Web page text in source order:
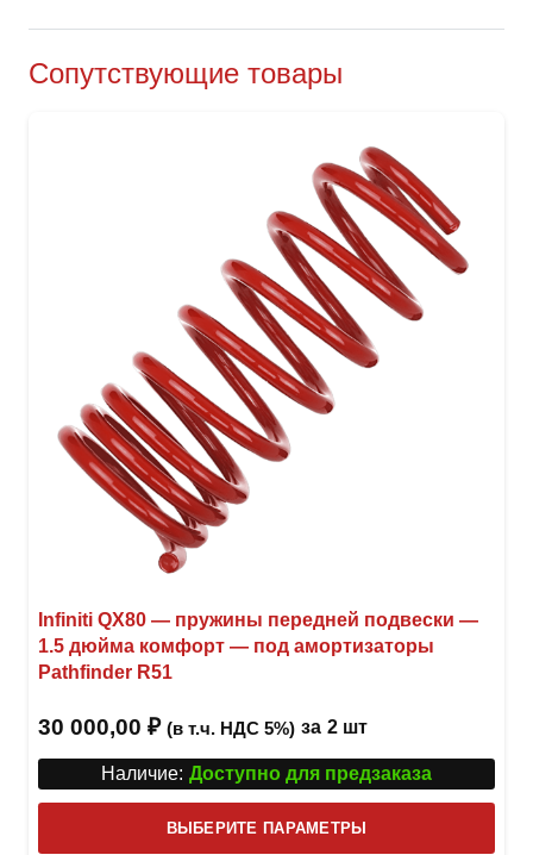
Сопутствующие товары
Infiniti QX80 — пружины передней подвески —
1.5 дюйма комфорт — под амортизаторы
Pathfinder R51
30 000,00 ₽ (в т.ч. НДС 5%) за 2 шт
Наличие: Доступно для предзаказа
ВЫБЕРИТЕ ПАРАМЕТРЫ
товар